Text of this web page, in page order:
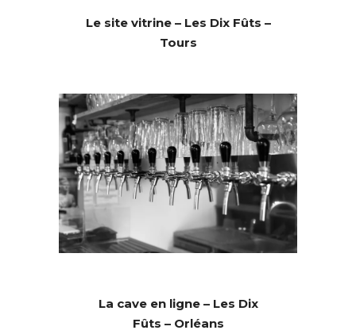
Le site vitrine – Les Dix Fûts –
Tours
La cave en ligne – Les Dix
Fûts – Orléans